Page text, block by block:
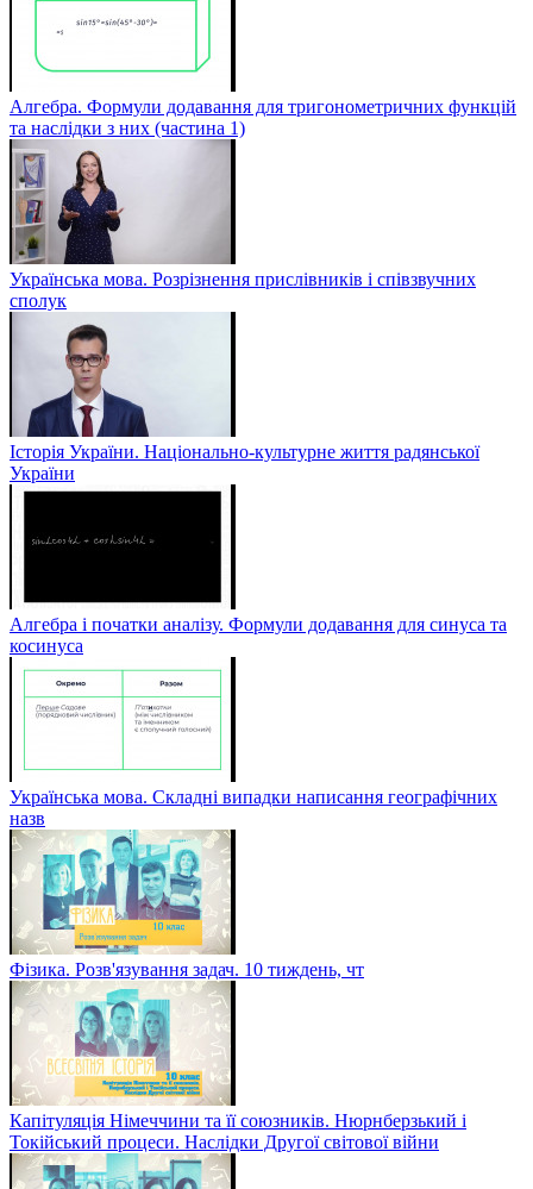
Алгебра. Формули додавання для тригонометричних функцій
та наслідки з них (частина 1)
Українська мова. Розрізнення прислівників і співзвучних
сполук
Історія України. Національно-культурне життя радянської
України
Алгебра і початки аналізу. Формули додавання для синуса та
косинуса
Українська мова. Складні випадки написання географічних
назв
Фізика. Розв'язування задач. 10 тиждень, чт
Капітуляція Німеччини та її союзників. Нюрнберзький і
Токійський процеси. Наслідки Другої світової війни